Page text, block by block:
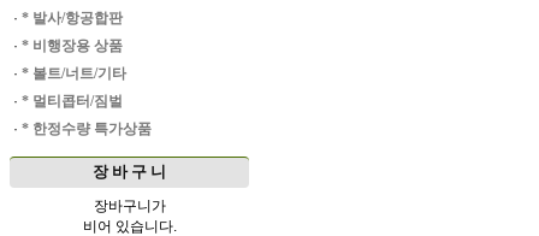
· * 발사/항공합판
· * 비행장용 상품
· * 볼트/너트/기타
· * 멀티콥터/짐벌
· * 한정수량 특가상품
장 바 구 니
장바구니가
비어 있습니다.